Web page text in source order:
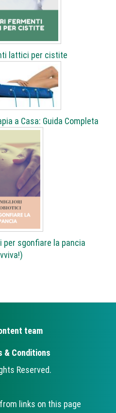
lattici per cistite
a Casa: Guida Completa
per sgonfiare la pancia
team
& Conditions
Reserved.
links on this page